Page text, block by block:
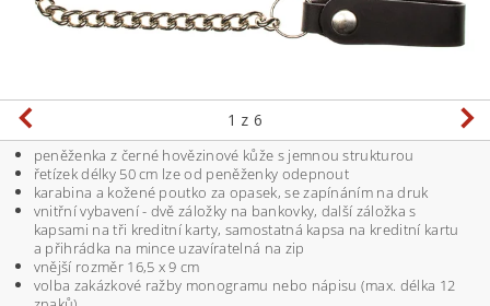
1 z 6
peněženka z černé hovězinové kůže s jemnou strukturou
řetízek délky 50 cm lze od peněženky odepnout
karabina a kožené poutko za opasek, se zapínáním na druk
vnitřní vybavení - dvě záložky na bankovky, další záložka s
kapsami na tři kreditní karty, samostatná kapsa na kreditní kartu
a přihrádka na mince uzavíratelná na zip
vnější rozměr 16,5 x 9 cm
volba zakázkové ražby monogramu nebo nápisu (max. délka 12